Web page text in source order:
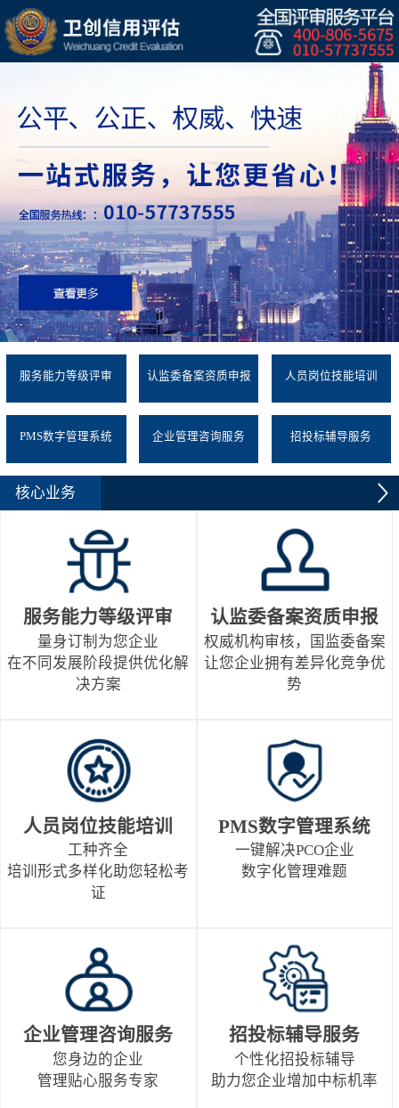
服务能力等级评审 认监委备案资质申报 人员岗位技能培训
PMS数字管理系统 企业管理咨询服务 招投标辅导服务
核心业务
服务能力等级评审
量身订制为您企业
在不同发展阶段提供优化解
决方案
认监委备案资质申报
权威机构审核，国监委备案
让您企业拥有差异化竞争优
势
人员岗位技能培训
工种齐全
培训形式多样化助您轻松考
证
PMS数字管理系统
一键解决PCO企业
数字化管理难题
企业管理咨询服务
您身边的企业
管理贴心服务专家
招投标辅导服务
个性化招投标辅导
助力您企业增加中标机率